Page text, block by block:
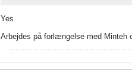
Yes
Arbejdes på forlængelse med Minteh